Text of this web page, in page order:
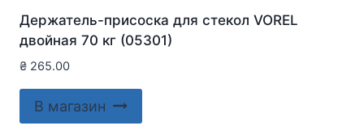
Держатель-присоска для стекол VOREL
двойная 70 кг (05301)
₴ 265.00
В магазин